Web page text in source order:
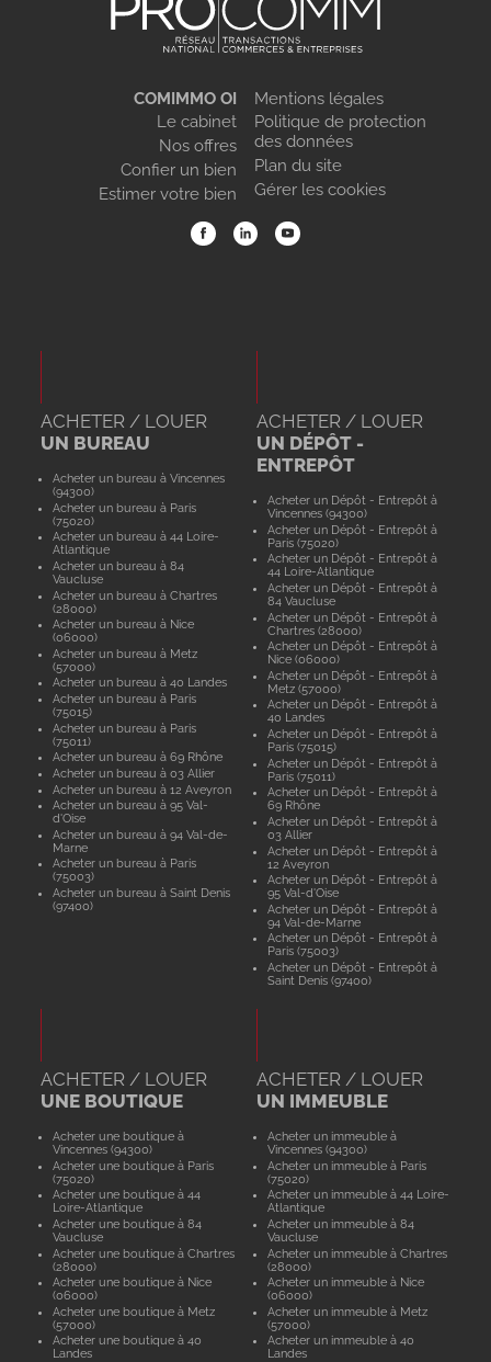
COMIMMO OI
Le cabinet
Nos offres
Confier un bien
Estimer votre bien
Mentions légales
Politique de protection
des données
Plan du site
Gérer les cookies
ACHETER / LOUER
UN BUREAU
Acheter un bureau à Vincennes
(94300)
Acheter un bureau à Paris
(75020)
Acheter un bureau à 44 Loire-
Atlantique
Acheter un bureau à 84
Vaucluse
Acheter un bureau à Chartres
(28000)
Acheter un bureau à Nice
(06000)
Acheter un bureau à Metz
(57000)
Acheter un bureau à 40 Landes
Acheter un bureau à Paris
(75015)
Acheter un bureau à Paris
(75011)
Acheter un bureau à 69 Rhône
Acheter un bureau à 03 Allier
Acheter un bureau à 12 Aveyron
Acheter un bureau à 95 Val-
d'Oise
Acheter un bureau à 94 Val-de-
Marne
Acheter un bureau à Paris
(75003)
Acheter un bureau à Saint Denis
(97400)
ACHETER / LOUER
UN DÉPÔT -
ENTREPÔT
Acheter un Dépôt - Entrepôt à
Vincennes (94300)
Acheter un Dépôt - Entrepôt à
Paris (75020)
Acheter un Dépôt - Entrepôt à
44 Loire-Atlantique
Acheter un Dépôt - Entrepôt à
84 Vaucluse
Acheter un Dépôt - Entrepôt à
Chartres (28000)
Acheter un Dépôt - Entrepôt à
Nice (06000)
Acheter un Dépôt - Entrepôt à
Metz (57000)
Acheter un Dépôt - Entrepôt à
40 Landes
Acheter un Dépôt - Entrepôt à
Paris (75015)
Acheter un Dépôt - Entrepôt à
Paris (75011)
Acheter un Dépôt - Entrepôt à
69 Rhône
Acheter un Dépôt - Entrepôt à
03 Allier
Acheter un Dépôt - Entrepôt à
12 Aveyron
Acheter un Dépôt - Entrepôt à
95 Val-d'Oise
Acheter un Dépôt - Entrepôt à
94 Val-de-Marne
Acheter un Dépôt - Entrepôt à
Paris (75003)
Acheter un Dépôt - Entrepôt à
Saint Denis (97400)
ACHETER / LOUER
UNE BOUTIQUE
Acheter une boutique à
Vincennes (94300)
Acheter une boutique à Paris
(75020)
Acheter une boutique à 44
Loire-Atlantique
Acheter une boutique à 84
Vaucluse
Acheter une boutique à Chartres
(28000)
Acheter une boutique à Nice
(06000)
Acheter une boutique à Metz
(57000)
Acheter une boutique à 40
Landes
ACHETER / LOUER
UN IMMEUBLE
Acheter un immeuble à
Vincennes (94300)
Acheter un immeuble à Paris
(75020)
Acheter un immeuble à 44 Loire-
Atlantique
Acheter un immeuble à 84
Vaucluse
Acheter un immeuble à Chartres
(28000)
Acheter un immeuble à Nice
(06000)
Acheter un immeuble à Metz
(57000)
Acheter un immeuble à 40
Landes